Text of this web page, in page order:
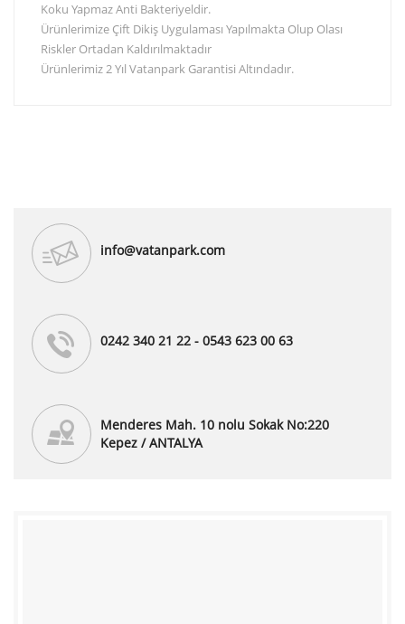
Koku Yapmaz Anti Bakteriyeldir.
Ürünlerimize Çift Dikiş Uygulaması Yapılmakta Olup Olası
Riskler Ortadan Kaldırılmaktadır
Ürünlerimiz 2 Yıl Vatanpark Garantisi Altındadır.
info@vatanpark.com
0242 340 21 22 - 0543 623 00 63
Menderes Mah. 10 nolu Sokak No:220
Kepez / ANTALYA